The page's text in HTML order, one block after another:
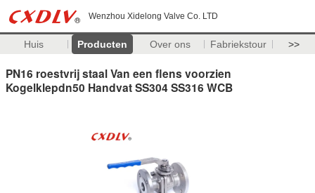
Wenzhou Xidelong Valve Co. LTD
Huis Producten Over ons Fabriekstour >>
PN16 roestvrij staal Van een flens voorzien
Kogelklepdn50 Handvat SS304 SS316 WCB